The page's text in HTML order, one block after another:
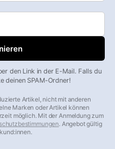
den Link in der E-Mail. Falls du
deinen SPAM-Ordner!
Artikel, nicht mit anderen
Marken oder Artikel können
möglich. Mit der Anmeldung zum
. Angebot gültig